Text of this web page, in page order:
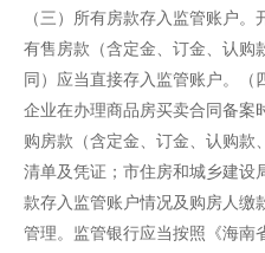
（三）所有房款存入监管账户
有售房款（含定金、订金、认购
同）应当直接存入监管账户。
企业在办理商品房买卖合同备案
购房款（含定金、订金、认购款
清单及凭证；市住房和城乡建设
款存入监管账户情况及购房人缴
管理。监管银行应当按照《海南